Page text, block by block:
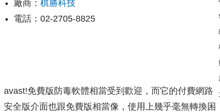
廠商： 棋勝科技
電話：02-2705-8825
avast!免費版防毒軟體相當受到歡迎，而它的付費網路
安全版介面也跟免費版相當像，使用上幾乎毫無轉換困